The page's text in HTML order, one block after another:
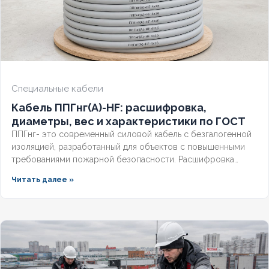
Специальные кабели
Кабель ППГнг(А)-HF: расшифровка,
диаметры, вес и характеристики по ГОСТ
ППГнг- это современный силовой кабель с безгалогенной
изоляцией, разработанный для объектов с повышенными
требованиями пожарной безопасности. Расшифровка
делают этот технический продукт незаменимым для школ,
сетей до 1 кв
Читать далее »